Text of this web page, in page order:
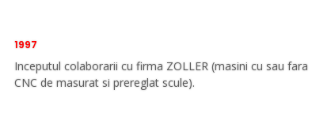
1997
Inceputul colaborarii cu firma ZOLLER (masini cu sau fara
CNC de masurat si prereglat scule).